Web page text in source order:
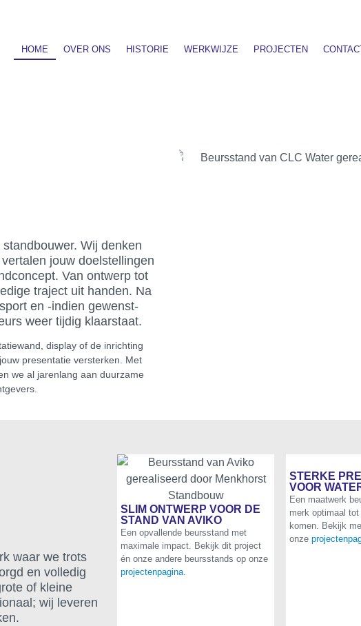
HOME OVER ONS HISTORIE WERKWIJZE PROJECTEN
Wij denken
jouw doelstellingen
Van ontwerp tot
traject uit handen. Na
en -indien gewenst-
weer tijdig klaarstaat.
display of de inrichting
presentatie versterken. Met
we al jarenlang aan duurzame
waar we trots
en volledig
of kleine
wij leveren
SLIM ONTWERP VOOR DE
STAND VAN AVIKO
Een opvallende beursstand met
maximale impact. Bekijk dit project
én onze andere beursstands op onze
projectenpagina.
STERKE
VOOR
Een maatwerk
merk optimaal
komen. Bekijk
onze